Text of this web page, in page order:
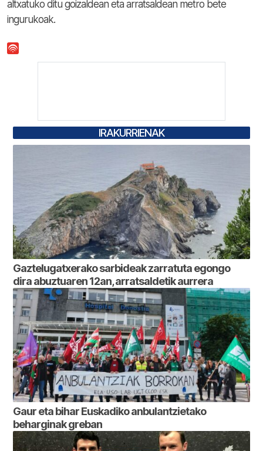
altxatuko ditu goizaldean eta arratsaldean metro bete
ingurukoak.
IRAKURRIENAK
Gaztelugatxerako sarbideak zarratuta egongo
dira abuztuaren 12an, arratsaldetik aurrera
Gaur eta bihar Euskadiko anbulantzietako
beharginak greban